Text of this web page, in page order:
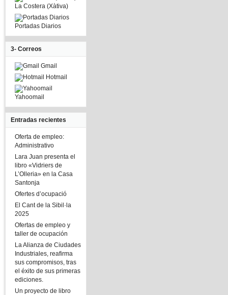
La Costera (Xàtiva)
Portadas Diarios
3- Correos
Gmail
Hotmail
Yahoomail
Entradas recientes
Oferta de empleo:
Administrativo
Lara Juan presenta el
libro «Vidriers de
L’Olleria» en la Casa
Santonja
Ofertes d’ocupació
El Cant de la Sibil·la
2025
Ofertas de empleo y
taller de ocupación
La Alianza de Ciudades
Industriales, reafirma
sus compromisos, tras
el éxito de sus primeras
ediciones.
Un proyecto de libro